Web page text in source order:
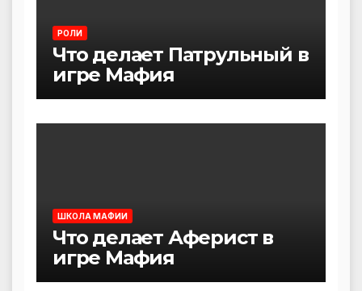
РОЛИ
Что делает Патрульный в
игре Мафия
ШКОЛА МАФИИ
Что делает Аферист в
игре Мафия